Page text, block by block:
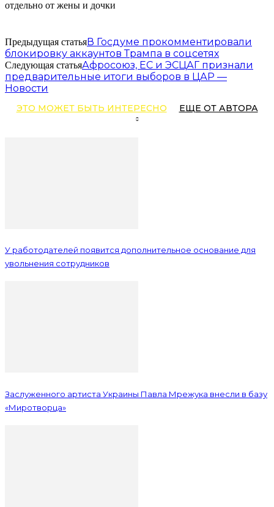
Предыдущая статьяВ Госдуме прокомментировали
блокировку аккаунтов Трампа в соцсетях
Следующая статьяАфросоюз, ЕС и ЭСЦАГ признали
предварительные итоги выборов в ЦАР —
Новости
ЭТО МОЖЕТ БЫТЬ ИНТЕРЕСНО ЕЩЕ ОТ АВТОРА
У работодателей появится дополнительное основание для
увольнения сотрудников
Заслуженного артиста Украины Павла Мрежука внесли в базу
«Миротворца»